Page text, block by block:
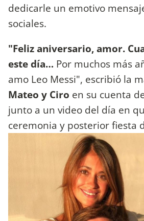
dedicarle un emotivo
sociales.
"Feliz aniversario, amor.
este día… Por muchos más
amo Leo Messi", escribió la
Mateo y Ciro en su cuenta
junto a un video del día en
ceremonia y posterior fiesta